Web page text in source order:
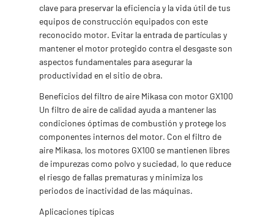
clave para preservar la eficiencia y la vida útil de tus
equipos de construcción equipados con este
reconocido motor. Evitar la entrada de partículas y
mantener el motor protegido contra el desgaste son
aspectos fundamentales para asegurar la
productividad en el sitio de obra.
Beneficios del filtro de aire Mikasa con motor GX100
Un filtro de aire de calidad ayuda a mantener las
condiciones óptimas de combustión y protege los
componentes internos del motor. Con el filtro de
aire Mikasa, los motores GX100 se mantienen libres
de impurezas como polvo y suciedad, lo que reduce
el riesgo de fallas prematuras y minimiza los
periodos de inactividad de las máquinas.
Aplicaciones típicas